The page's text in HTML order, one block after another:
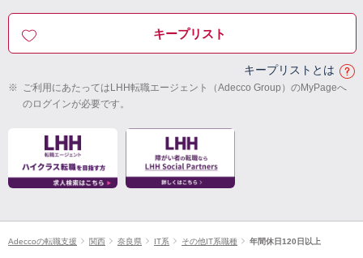
キープリスト
キープリストとは
※ ご利用にあたってはLHH転職エージェント（Adecco Group）のMyPageへ
のログインが必要です。
Adeccoの転職支援 関西 奈良県 IT系 その他IT系職種 年間休日120日以上